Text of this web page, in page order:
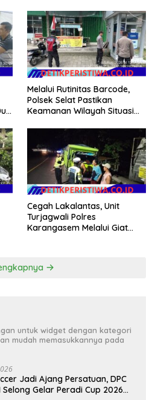
Melalui Rutinitas Barcode,
Polsek Selat Pastikan
Keamanan Wilayah Situasi
Cegah Lakalantas, Unit
Turjagwali Polres
Karangasem Melalui Giat
Wisata
untuk widget dengan kategori
mudah memasukkannya pada
Jadi Ajang Persatuan, DPC
Selong Gelar Peradi Cup 2026